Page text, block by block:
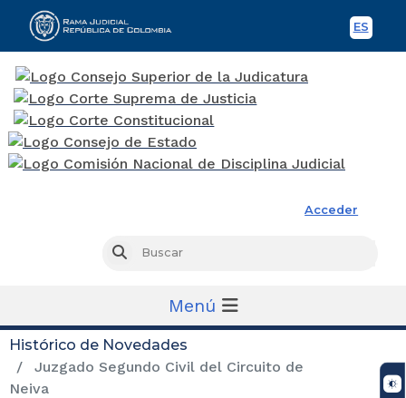
ES
Acceder
Buscar
Menú
Histórico de Novedades
Juzgado Segundo Civil del Circuito de
Neiva